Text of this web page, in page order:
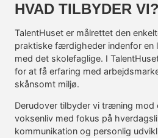
HVAD TILBYDER VI?
TalentHuset er målrettet den
praktiske færdigheder indenfor en
med det skolefaglige. I
for at få erfaring med
skånsomt miljø.
Derudover tilbyder vi træning
voksenliv med fokus på
kommunikation og personlig